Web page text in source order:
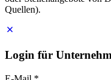
Quellen).
Login für